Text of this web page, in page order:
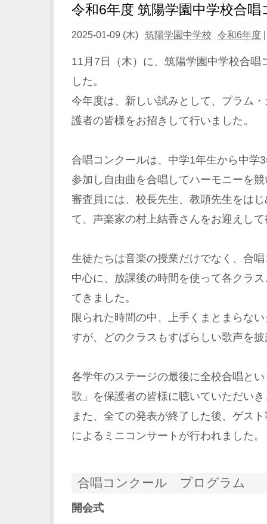
令和6年度 筑陽学園中学校合
2025-01-09 (木) 筑陽学園中学校 令和6年度
11月7日（木）に、筑陽学園中学校合唱
した。
今年度は、新しい試みとして、プラム
護者の皆様をお招きして行いました。
合唱コンクールは、中学1年生から中学
参加し自由曲を合唱してハーモニーを
審査員には、校長先生、教頭先生をは
て、声楽家の村上結香さんをお迎えし
生徒たちは音楽の授業だけでなく、合
中心に、放課後の時間を使って各クラ
てきました。
限られた時間の中、上手くまとまらな
すが、どのクラスもすばらしい歌声を
各学年のステージの最後に全校合唱と
歌」を保護者の皆様に聴いていただい
また、全ての発表が終了した後、ゲス
によるミニコンサートが行われました。
合唱コンクール プログラム
開会式